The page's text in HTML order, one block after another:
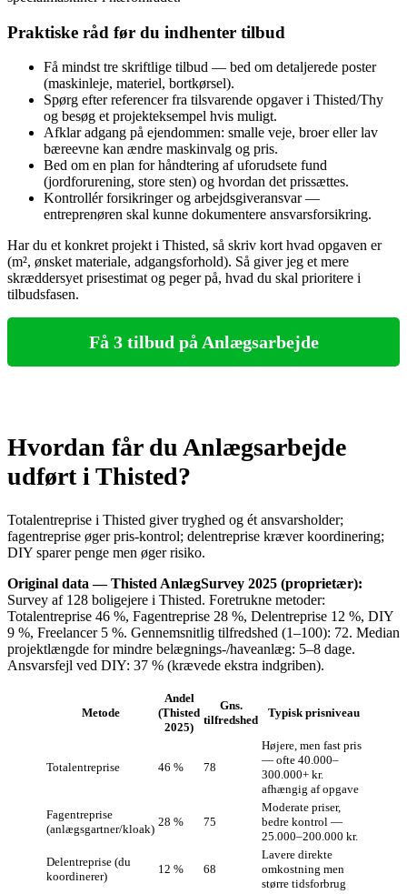
Praktiske råd før du indhenter tilbud
Få mindst tre skriftlige tilbud — bed om detaljerede poster
(maskinleje, materiel, bortkørsel).
Spørg efter referencer fra tilsvarende opgaver i Thisted/Thy
og besøg et projekteksempel hvis muligt.
Afklar adgang på ejendommen: smalle veje, broer eller lav
bæreevne kan ændre maskinvalg og pris.
Bed om en plan for håndtering af uforudsete fund
(jordforurening, store sten) og hvordan det prissættes.
Kontrollér forsikringer og arbejdsgiveransvar —
entreprenøren skal kunne dokumentere ansvarsforsikring.
Har du et konkret projekt i Thisted, så skriv kort hvad opgaven er
(m², ønsket materiale, adgangsforhold). Så giver jeg et mere
skræddersyet prisestimat og peger på, hvad du skal prioritere i
tilbudsfasen.
Få 3 tilbud på Anlægsarbejde
Hvordan får du Anlægsarbejde
udført i Thisted?
Totalentreprise i Thisted giver tryghed og ét ansvarsholder;
fagentreprise øger pris‑kontrol; delentreprise kræver koordinering;
DIY sparer penge men øger risiko.
Original data — Thisted AnlægSurvey 2025 (proprietær):
Survey af 128 boligejere i Thisted. Foretrukne metoder:
Totalentreprise 46 %, Fagentreprise 28 %, Delentreprise 12 %, DIY
9 %, Freelancer 5 %. Gennemsnitlig tilfredshed (1–100): 72. Median
projektlængde for mindre belægnings‑/haveanlæg: 5–8 dage.
Ansvarsfejl ved DIY: 37 % (krævede ekstra indgriben).
Metode
Andel
(Thisted
2025)
Gns.
tilfredshed
Typisk prisniveau
Totalentreprise 46 % 78
Højere, men fast pris
— ofte 40.000–
300.000+ kr.
afhængig af opgave
Fagentreprise
(anlægsgartner/kloak)
28 % 75
Moderate priser,
bedre kontrol —
25.000–200.000 kr.
Delentreprise (du
koordinerer)
12 % 68
Lavere direkte
omkostning men
større tidsforbrug